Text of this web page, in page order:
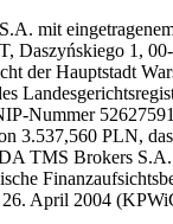
mit
Daszyńskiego 1,
der Hauptstadt
Nummer
3.537,560 PLN,
TMS Brokers
April 2004